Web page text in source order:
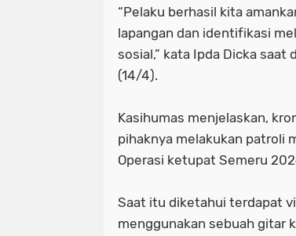
“Pelaku berhasil kita
lapangan dan identifikasi
sosial,” kata Ipda Dicka saat
(14/4).
Kasihumas menjelaskan,
pihaknya melakukan patroli
Operasi ketupat Semeru
Saat itu diketahui terdapat
menggunakan sebuah gitar